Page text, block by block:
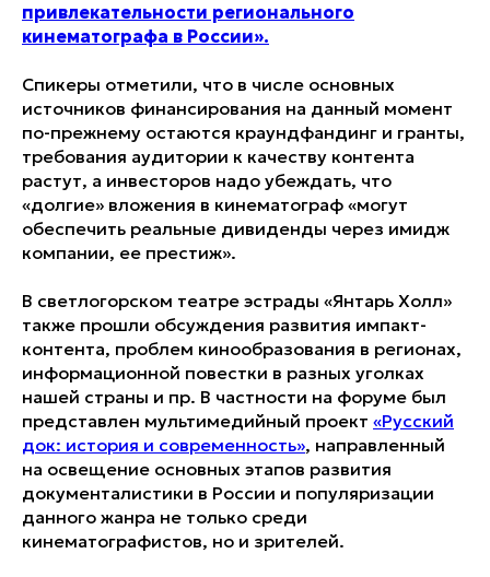
привлекательности регионального
кинематографа в России».
Спикеры отметили, что в числе основных
источников финансирования на данный момент
по-прежнему остаются краундфандинг и гранты,
требования аудитории к качеству контента
растут, а инвесторов надо убеждать, что
«долгие» вложения в кинематограф «могут
обеспечить реальные дивиденды через имидж
компании, ее престиж».
В светлогорском театре эстрады «Янтарь Холл»
также прошли обсуждения развития импакт-
контента, проблем кинообразования в регионах,
информационной повестки в разных уголках
нашей страны и пр. В частности на форуме был
представлен мультимедийный проект «Русский
док: история и современность», направленный
на освещение основных этапов развития
документалистики в России и популяризации
данного жанра не только среди
кинематографистов, но и зрителей.